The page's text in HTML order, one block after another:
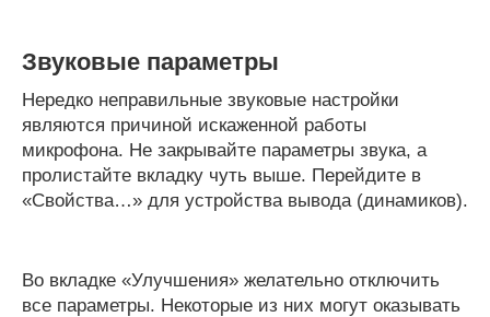
Звуковые параметры
Нередко неправильные звуковые настройки
являются причиной искаженной работы
микрофона. Не закрывайте параметры звука, а
пролистайте вкладку чуть выше. Перейдите в
«Свойства…» для устройства вывода (динамиков).
Во вкладке «Улучшения» желательно отключить
все параметры. Некоторые из них могут оказывать